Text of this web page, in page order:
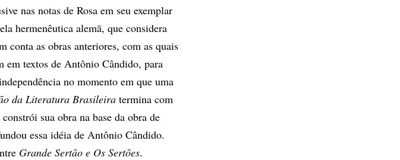
nas notas de Rosa em seu exemplar
hermenêutica alemã, que considera
conta as obras anteriores, com as quais
em textos de Antônio Cândido, para
no momento em que uma
da Literatura Brasileira termina com
sua obra na base da obra de
essa idéia de Antônio Cândido.
Grande Sertão e Os Sertões.